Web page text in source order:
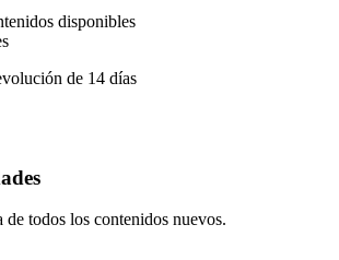
disponibles
de 14 días
todos los contenidos nuevos.